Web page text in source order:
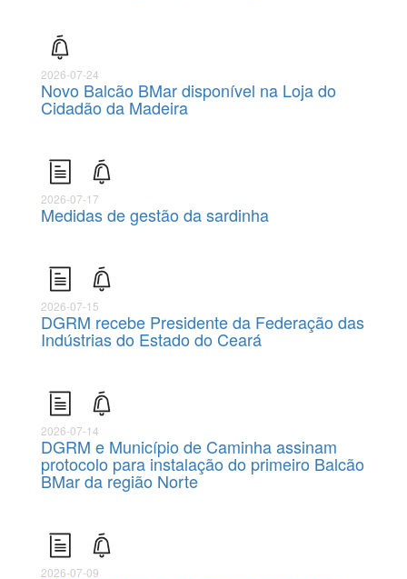
2026-07-24
Novo Balcão BMar disponível na Loja do
Cidadão da Madeira
2026-07-17
Medidas de gestão da sardinha
2026-07-15
DGRM recebe Presidente da Federação das
Indústrias do Estado do Ceará
2026-07-14
DGRM e Município de Caminha assinam
protocolo para instalação do primeiro Balcão
BMar da região Norte
2026-07-09